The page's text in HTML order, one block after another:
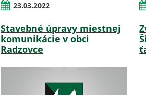
23.03.2022
Stavebné úpravy miestnej
komunikácie v obci
Radzovce